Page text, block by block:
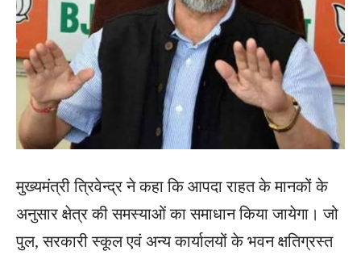
मुख्यमंत्री त्रिवेन्द्र ने कहा कि आपदा राहत के मानकों के
अनुसार क्षेत्र की समस्याओं का समाधान किया जायेगा। जो
पुल, सरकारी स्कूल एवं अन्य कार्यालयों के भवन क्षतिग्रस्त